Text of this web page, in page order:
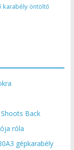
karabély öntöltő
Back
róla
gépkarabély